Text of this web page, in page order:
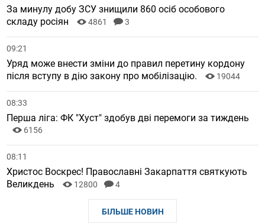
За минулу добу ЗСУ знищили 860 осіб особового
складу росіян
4861 3
09:21
Уряд може внести зміни до правил перетину кордону
після вступу в дію закону про мобілізацію.
19044
08:33
Перша ліга: ФК "Хуст" здобув дві перемоги за тиждень
6156
08:11
Христос Воскрес! Православні Закарпаття святкують
Великдень
12800 4
БІЛЬШЕ НОВИН